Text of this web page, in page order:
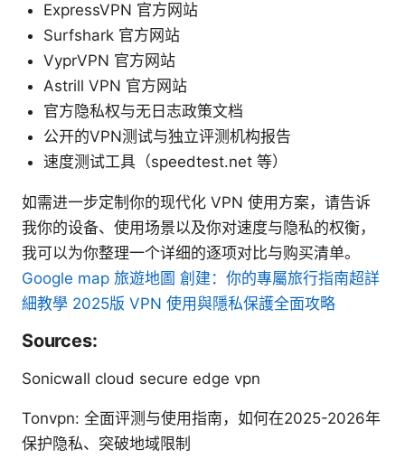
ExpressVPN 官方网站
Surfshark 官方网站
VyprVPN 官方网站
Astrill VPN 官方网站
官方隐私权与无日志政策文档
公开的VPN测试与独立评测机构报告
速度测试工具（speedtest.net 等）
如需进一步定制你的现代化 VPN 使用方案，请告诉
我你的设备、使用场景以及你对速度与隐私的权衡，
我可以为你整理一个详细的逐项对比与购买清单。
Google map 旅遊地圖 創建：你的專屬旅行指南超詳
細教學 2025版 VPN 使用與隱私保護全面攻略
Sources:
Sonicwall cloud secure edge vpn
Tonvpn: 全面评测与使用指南，如何在2025-2026年
保护隐私、突破地域限制